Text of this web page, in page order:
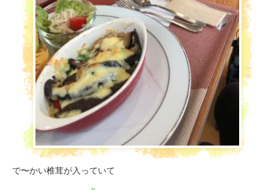
で〜かい椎茸が入っていて